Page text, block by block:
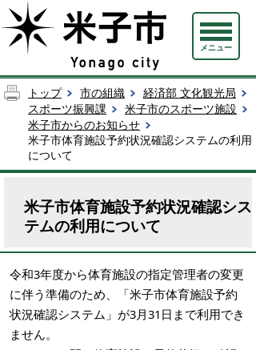
メニュー
トップ 市の組織
経済部 文化観光局
スポーツ振興課
米子市のスポーツ施設
米子市からのお知らせ
米子市体育施設予約状況確認システムの利用
について
米子市体育施設予約状況確認シス
テムの利用について
令和3年度から体育施設の指定管理者の変更
に伴う準備のため、「米子市体育施設予約
状況確認システム」が3月31日まで利用でき
ません。